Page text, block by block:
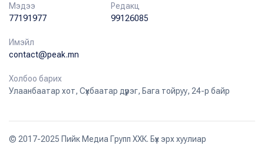
Мэдээ
77191977
Редакц
99126085
Имэйл
contact@peak.mn
Холбоо барих
Улаанбаатар хот, Сүхбаатар дүүрэг, Бага тойруу, 24-р байр
© 2017-2025 Пийк Медиа Групп ХХК. Бүх эрх хуулиар